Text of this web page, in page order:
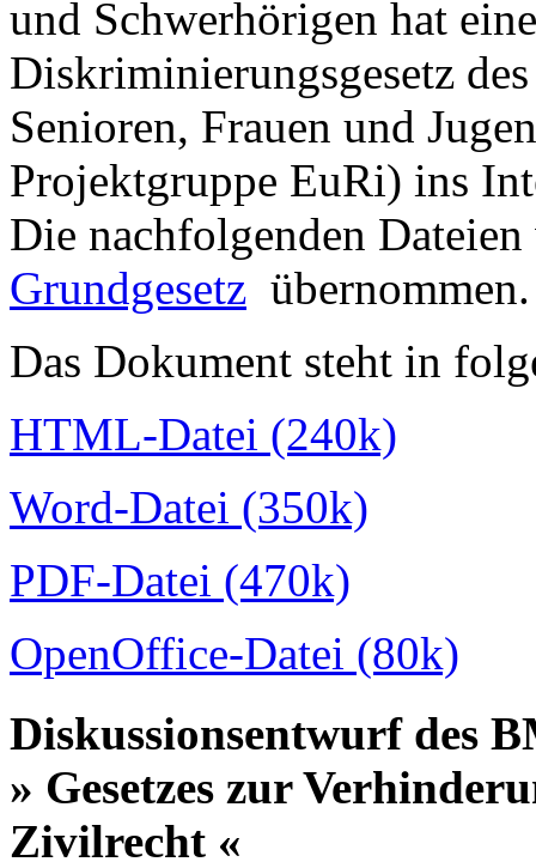
und Schwerhörigen hat
Diskriminierungsgesetz
Senioren, Frauen und
Projektgruppe EuRi) ins
Die nachfolgenden
Grundgesetz übernommen.
Das Dokument steht in
HTML-Datei (240k)
Word-Datei (350k)
PDF-Datei (470k)
OpenOffice-Datei (80k)
Diskussionsentwurf des
» Gesetzes zur
Zivilrecht «